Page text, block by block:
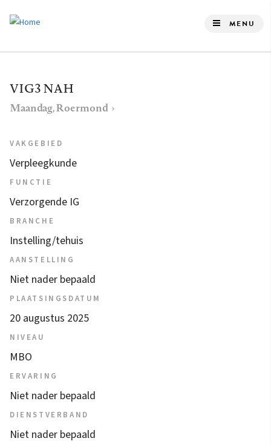
de
gaan
MENU
VIG3 NAH
Maandag, Roermond
VAKGEBIED
Verpleegkunde
FUNCTIE
Verzorgende IG
BRANCHE
Instelling/tehuis
AANSTELLING
Niet nader bepaald
PLAATSINGSDATUM
20 augustus 2025
NIVEAU
MBO
ERVARING
Niet nader bepaald
DIENSTVERBAND
Niet nader bepaald